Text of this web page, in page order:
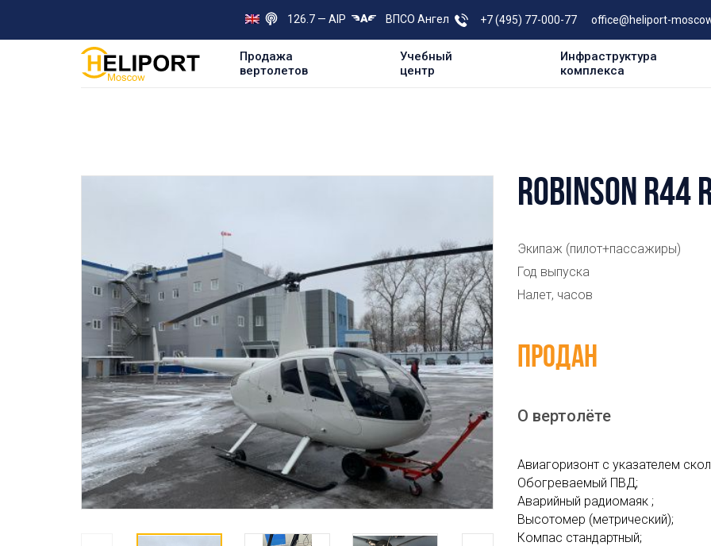
126.7 — AIP ВПСО Ангел +7 (495) 77-000-77 office@heliport-
Продажа
вертолетов
Учебный
центр
Инфраструктура
комплекса
ROBINSON R44
Экипаж (пилот+пассажиры)
Год выпуска
Налет, часов
Продан
О вертолёте
Авиагоризонт с указателем
Обогреваемый ПВД;
Аварийный радиомаяк ;
Высотомер (метрический);
Компас стандартный;